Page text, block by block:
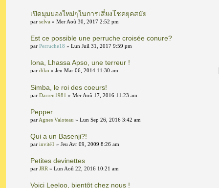
เปิดมุมมองใหม่ๆในการเสี่ยงโชคยุคสมัย
par selva » Mer Aoû 30, 2017 2:52 pm
Est ce possible une perruche croisée conure?
par Perruche18 » Lun Juil 31, 2017 9:59 pm
Iona, Lhassa Apso, une terreur !
par diko » Jeu Mar 06, 2014 11:30 am
Simba, le roi des coeurs!
par Darren1981 » Mer Aoû 17, 2016 11:23 am
Pepper
par Agnes Valoteau » Lun Sep 26, 2016 3:42 am
Qui a un Basenji?!
par invité1 » Jeu Avr 09, 2009 8:26 am
Petites devinettes
par JRR » Lun Aoû 22, 2016 10:21 am
Voici Leeloo, bientôt chez nous !